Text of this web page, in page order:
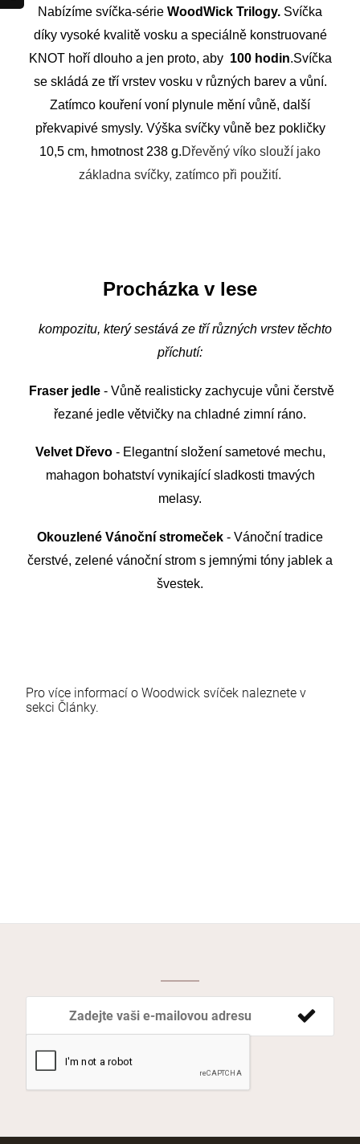
Nabízíme svíčka-série WoodWick Trilogy. Svíčka
díky vysoké kvalitě vosku a speciálně konstruované
KNOT hoří dlouho a jen proto, aby 100 hodin.Svíčka
se skládá ze tří vrstev vosku v různých barev a vůní.
Zatímco kouření voní plynule mění vůně, další
překvapivé smysly. Výška svíčky vůně bez pokličky
10,5 cm, hmotnost238 g.Dřevěný víko slouží jako
základna svíčky, zatímco při použití.
Procházka v lese
kompozitu, který sestává ze tří různých vrstev těchto
příchutí:
Fraser jedle - Vůně realisticky zachycuje vůni čerstvě
řezané jedle větvičky na chladné zimní ráno.
Velvet Dřevo- Elegantní složení sametové mechu,
mahagon bohatství vynikající sladkosti tmavých
melasy.
Okouzlené Vánoční stromeček - Vánoční tradice
čerstvé, zelené vánoční strom s jemnými tóny jablek a
švestek.
Pro více informací o Woodwick svíček naleznete v
sekci Články.